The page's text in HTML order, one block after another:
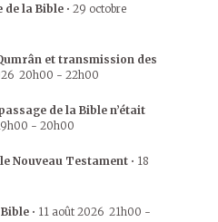
de la Bible • 29 octobre
et transmission des
20h00 - 22h00
de la Bible n’était
- 20h00
Nouveau Testament • 18
• 11 août 2026 21h00 -